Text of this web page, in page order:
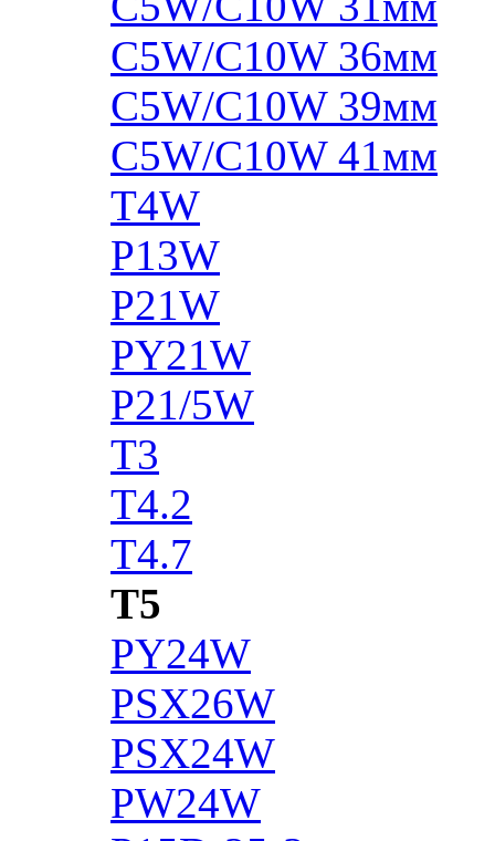
C5W/C10W 36мм
C5W/C10W 39мм
C5W/C10W 41мм
T4W
P13W
P21W
PY21W
P21/5W
T3
T4.2
T4.7
T5
PY24W
PSX26W
PSX24W
PW24W